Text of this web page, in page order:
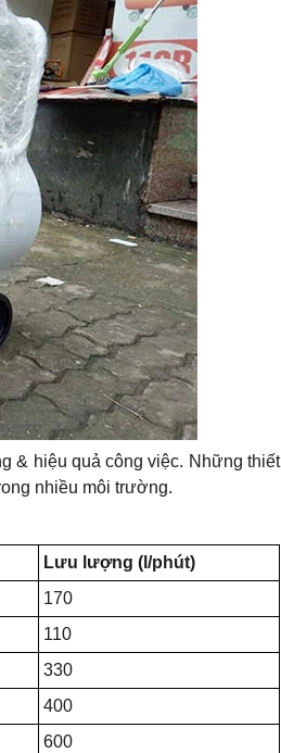
& hiệu quả công việc. Những thiết
nhiều môi trường.
Lưu lượng (l/phút)
170
110
330
400
600